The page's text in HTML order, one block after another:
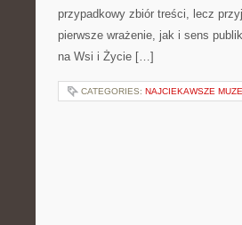
przypadkowy zbiór treści, lecz
pierwsze wrażenie, jak i sens
na Wsi i Życie […]
CATEGORIES: NAJCIEKAWSZE